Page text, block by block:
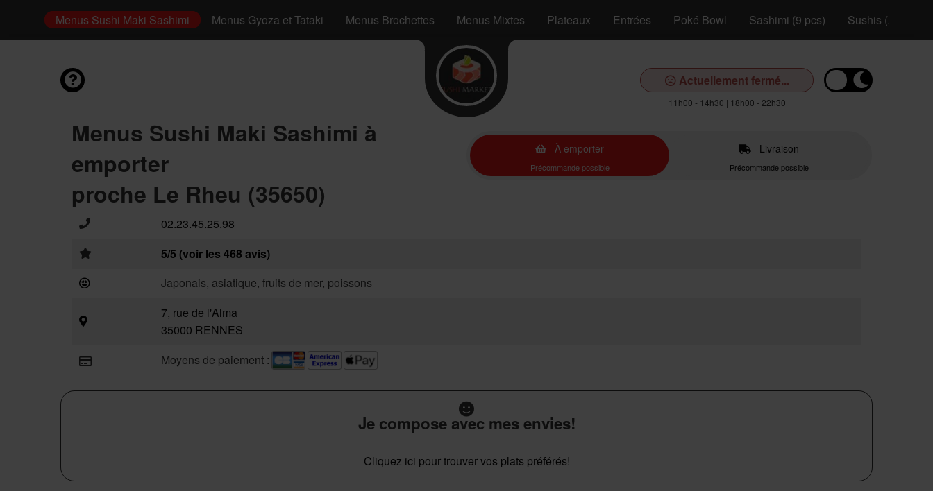
Menus Sushi Maki Sashimi Menus Gyoza et Tataki Menus Brochettes Menus Mixtes Plateaux Entrées Poké Bowl Sashimi (9 pcs) Sushis (2 pcs)
Actuellement fermé...
11h00 - 14h30 | 18h00 - 22h30
Menus Sushi Maki Sashimi à
emporter
proche Le Rheu (35650)
À emporter
Précommande possible
Livraison
Précommande possible
02.23.45.25.98
5/5 (voir les 468 avis)
Japonais, asiatique, fruits de mer, poissons
7, rue de l'Alma
35000 RENNES
Moyens de paiement :
Je compose avec mes envies!
Cliquez ici pour trouver vos plats préférés!